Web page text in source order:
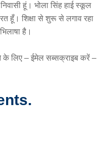
हूं। भोला सिंह हाई स्कूल
हूँ। शिक्षा से शुरू से लगाव रहा
है।
के लिए – ईमेल सब्सक्राइब करें –